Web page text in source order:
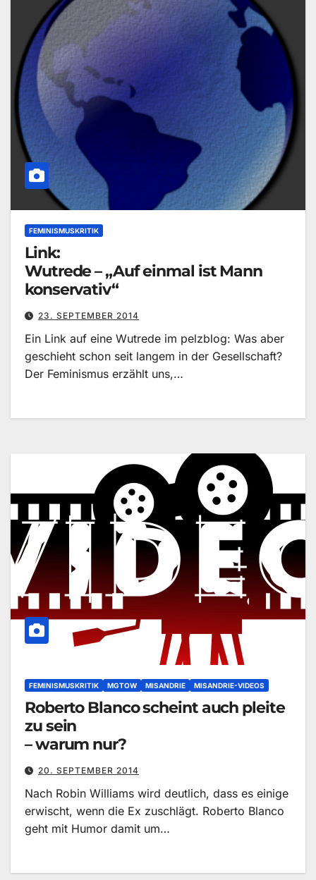
FEMINISMUSKRITIK
Link:
Wutrede – „Auf einmal ist Mann
konservativ“
23. SEPTEMBER 2014
Ein Link auf eine Wutrede im pelzblog: Was aber
geschieht schon seit langem in der Gesellschaft?
Der Feminismus erzählt uns,…
FEMINISMUSKRITIK MGTOW MISANDRIE MISANDRIE-VIDEOS
Roberto Blanco scheint auch pleite
zu sein
– warum nur?
20. SEPTEMBER 2014
Nach Robin Williams wird deutlich, dass es einige
erwischt, wenn die Ex zuschlägt. Roberto Blanco
geht mit Humor damit um…